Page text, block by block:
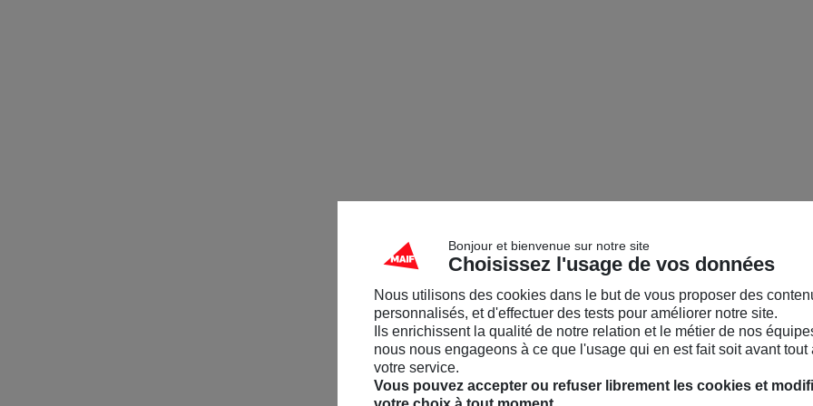
Bonjour et bienvenue sur notre site
Choisissez l'usage de vos données
Nous utilisons des cookies dans le but de vous proposer des
personnalisés, et d'effectuer des tests pour améliorer notre site.
Ils enrichissent la qualité de notre relation et le métier de nos
nous nous engageons à ce que l'usage qui en est fait soit avant tout
votre service.
Vous pouvez accepter ou refuser librement les cookies et